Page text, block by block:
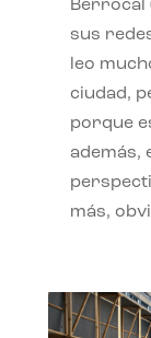
Berrocal
sus
leo
ciudad,
porque
además,
más,